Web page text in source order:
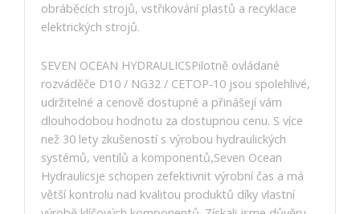
obráběcích strojů, vstřikování plastů a recyklace
elektrických strojů.
SEVEN OCEAN HYDRAULICSPilotně ovládané
rozváděče D10 / NG32 / CETOP-10 jsou spolehlivé,
udržitelné a cenově dostupné a přinášejí vám
dlouhodobou hodnotu za dostupnou cenu. S více
než 30 lety zkušeností s výrobou hydraulických
systémů, ventilů a komponentů,Seven Ocean
Hydraulicsje schopen zefektivnit výrobní čas a má
větší kontrolu nad kvalitou produktů díky vlastní